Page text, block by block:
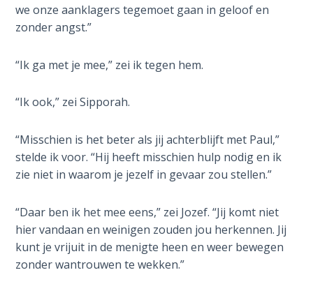
The
Struggle
Sons
God
The Ten
The
Purpose
of Law
and
we onze aanklagers tegemoet gaan in geloof en
zonder angst.”
“Ik ga met je mee,” zei ik tegen hem.
“Ik ook,” zei Sipporah.
“Misschien is het beter als jij achterblijft met Paul,”
stelde ik voor. “Hij heeft misschien hulp nodig en ik
zie niet in waarom je jezelf in gevaar zou stellen.”
“Daar ben ik het mee eens,” zei Jozef. “Jij komt niet
hier vandaan en weinigen zouden jou herkennen. Jij
kunt je vrijuit in de menigte heen en weer bewegen
zonder wantrouwen te wekken.”